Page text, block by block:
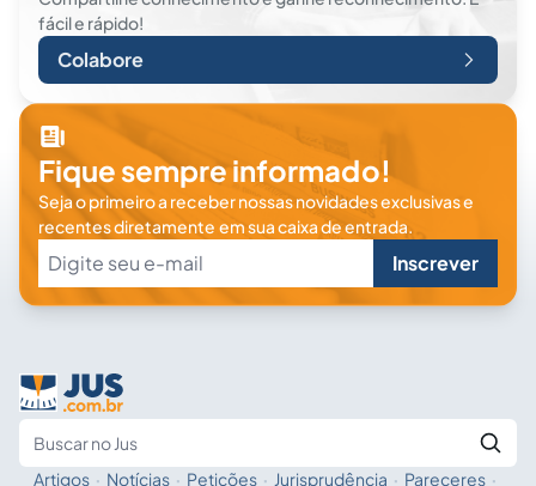
fácil e rápido!
Colabore
Fique sempre informado!
Seja o primeiro a receber nossas novidades exclusivas e
recentes diretamente em sua caixa de entrada.
Inscrever
Artigos · Notícias · Petições · Jurisprudência · Pareceres ·